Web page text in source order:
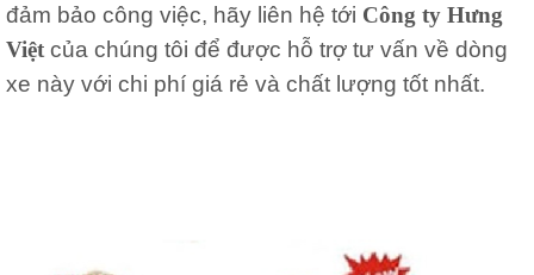
đảm bảo công việc, hãy liên hệ tới Công ty Hưng
Việtcủa chúng tôi để được hỗ trợ tư vấn về dòng
xe này với chi phí giá rẻ và chất lượng tốt nhất.